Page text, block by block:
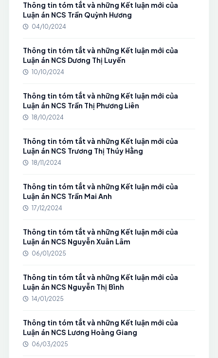
Thông tin tóm tắt và những Kết luận mới của
Luận án NCS Trần Quỳnh Hương
04/10/2024
Thông tin tóm tắt và những Kết luận mới của
Luận án NCS Dương Thị Luyến
10/10/2024
Thông tin tóm tắt và những Kết luận mới của
Luận án NCS Trần Thị Phương Liên
18/10/2024
Thông tin tóm tắt và những Kết luận mới của
Luận án NCS Trương Thị Thúy Hằng
18/11/2024
Thông tin tóm tắt và những Kết luận mới của
Luận án NCS Trần Mai Anh
17/12/2024
Thông tin tóm tắt và những Kết luận mới của
Luận án NCS Nguyễn Xuân Lâm
06/01/2025
Thông tin tóm tắt và những Kết luận mới của
Luận án NCS Nguyễn Thị Bình
14/01/2025
Thông tin tóm tắt và những Kết luận mới của
Luận án NCS Lương Hoàng Giang
06/03/2025